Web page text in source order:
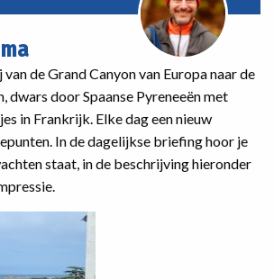
de Grand Canyon van Europa naar de
dwars door Spaanse Pyreneeën met
in Frankrijk. Elke dag een nieuw
In de dagelijkse briefing hoor je
staat, in de beschrijving hieronder